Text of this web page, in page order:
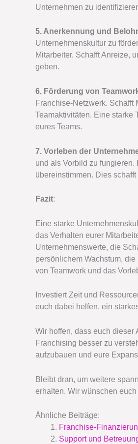
Unternehmen zu
5. Anerkennung und
Unternehmenskultur zu
Mitarbeiter. Schafft Anreize,
geben.
6. Förderung von
Franchise-Netzwerk. Schafft
Teamaktivitäten. Eine starke
eures Teams.
7. Vorleben der
und als Vorbild zu
übereinstimmen. Dies
Fazit:
Eine starke
das Verhalten eurer
Unternehmenswerte, die
persönlichem Wachstum,
von Teamwork und das
Investiert Zeit und
euch dabei helfen, ein
Wir hoffen, dass euch dieser
Franchising besser zu
aufzubauen und eure
Bleibt dran, um weitere
erhalten. Wir wünschen
Ähnliche Beiträge:
Franchise-
Support und